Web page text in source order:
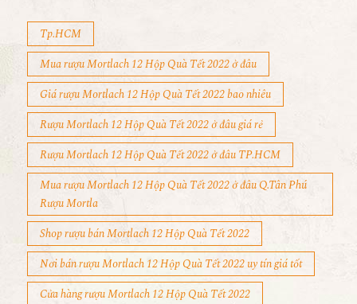
Tp.HCM
Mua rượu Mortlach 12 Hộp Quà Tết 2022 ở đâu
Giá rượu Mortlach 12 Hộp Quà Tết 2022 bao nhiêu
Rượu Mortlach 12 Hộp Quà Tết 2022 ở đâu giá rẻ
Rượu Mortlach 12 Hộp Quà Tết 2022 ở đâu TP.HCM
Mua rượu Mortlach 12 Hộp Quà Tết 2022 ở đâu Q.Tân Phú
Rượu Mortla
Shop rượu bán Mortlach 12 Hộp Quà Tết 2022
Nơi bán rượu Mortlach 12 Hộp Quà Tết 2022 uy tín giá tốt
Cửa hàng rượu Mortlach 12 Hộp Quà Tết 2022